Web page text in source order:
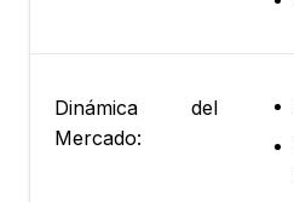
Dinámica del
Mercado: